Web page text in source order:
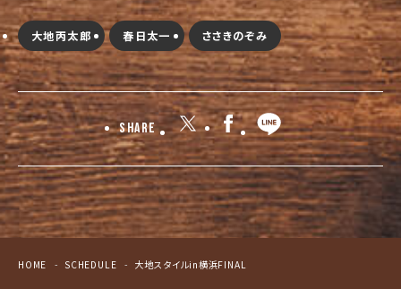
大地丙太郎 春日太一 ささきのぞみ
Share
HOME SCHEDULE 大地スタイルin横浜FINAL